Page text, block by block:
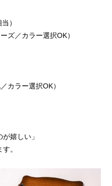
）
ズ／カラー選択OK）
カラー選択OK）
嬉しい」
。